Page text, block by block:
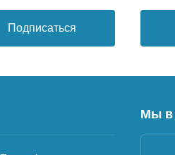
Подписаться
Мы в